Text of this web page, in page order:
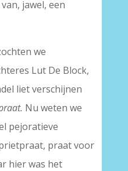
jawel, een
we
Lut De Block,
liet verschijnen
Nu weten we
pejoratieve
praat voor
hier was het